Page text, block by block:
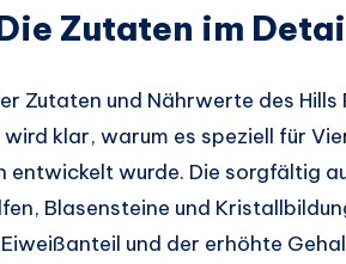
Zutaten im
Zutaten und Nährwerte des
klar, warum es speziell für
entwickelt wurde. Die sorgfältig
Blasensteine und
und der erhöhte